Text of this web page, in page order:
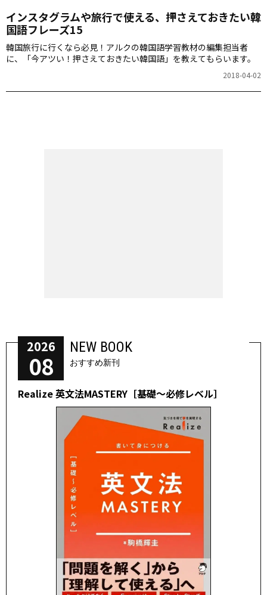
インスタグラムや旅行で使える、押さえておきたい韓
国語フレーズ15
韓国旅行に行くなら必見！アルクの韓国語学習教材の編集担当者
に、「今アツい！押さえておきたい韓国語」を教えてもらいます。
2018-04-02
2026
08
NEW BOOK
おすすめ新刊
Realize 英文法MASTERY［基礎～必修レベル］